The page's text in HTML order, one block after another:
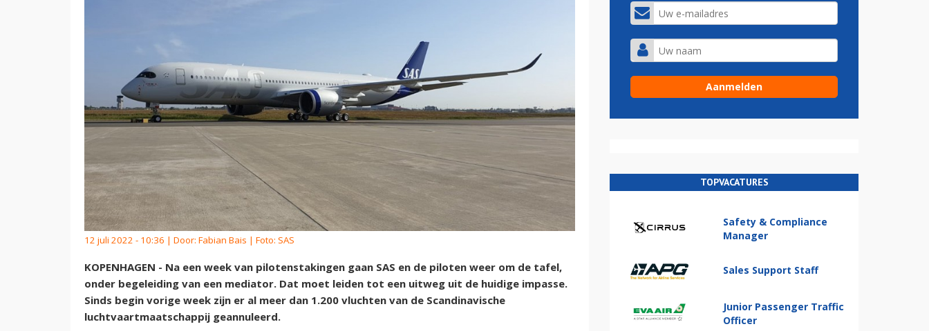
12 juli 2022 - 10:36 | Door: Fabian Bais | Foto: SAS
KOPENHAGEN - Na een week van pilotenstakingen gaan SAS en de piloten weer om de tafel,
onder begeleiding van een mediator. Dat moet leiden tot een uitweg uit de huidige impasse.
Sinds begin vorige week zijn er al meer dan 1.200 vluchten van de Scandinavische
luchtvaartmaatschappij geannuleerd.
TOPVACATURES
Safety & Compliance
Manager
Sales Support Staff
Junior Passenger Traffic
Officer